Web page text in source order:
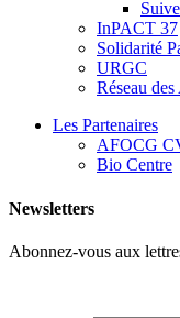
InPACT 37
Solidarité
URGC
Réseau
Les Partenaires
AFOCG
Bio Centre
Newsletters
Abonnez-vous aux